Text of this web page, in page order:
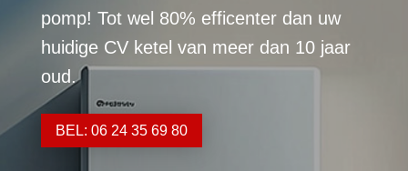
pomp! Tot wel 80% efficenter dan uw
huidige CV ketel van meer dan 10 jaar
oud.
BEL: 06 24 35 69 80